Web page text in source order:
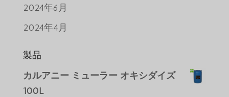
2024年6月
2024年4月
製品
カルアニー ミューラー オキシダイズ
100L